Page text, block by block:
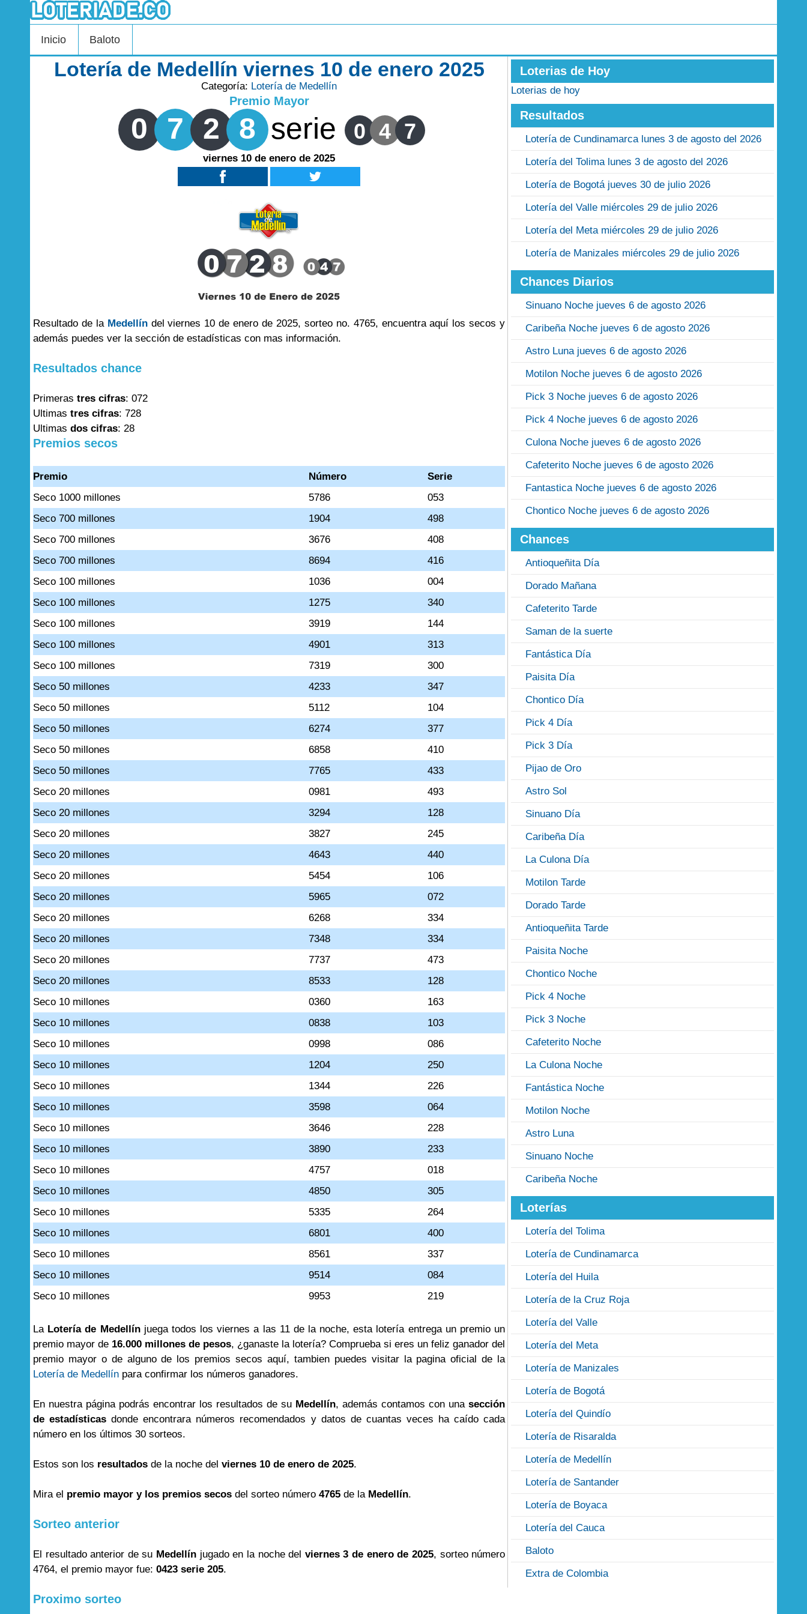
Inicio Baloto
Lotería de Medellín viernes 10 de enero 2025
Categoría: Lotería de Medellín
Premio Mayor
0 7 2 8 serie 0 4 7
viernes 10 de enero de 2025
Resultado de la Medellíndel viernes 10 de enero de 2025, sorteo no. 4765, encuentra aquí los secos y
además puedes ver la sección de estadísticas con mas información.
Resultados chance
Primeras tres cifras: 072
Ultimas tres cifras: 728
Ultimas dos cifras: 28
Premios secos
Premio Número
Serie
Seco 1000 millones
5786
053
Seco 700 millones
1904
498
Seco 700 millones
3676
408
Seco 700 millones
8694
416
Seco 100 millones
1036
004
Seco 100 millones
1275
340
Seco 100 millones
3919
144
Seco 100 millones
4901
313
Seco 100 millones
7319
300
Seco 50 millones
4233
347
Seco 50 millones
5112
104
Seco 50 millones
6274
377
Seco 50 millones
6858
410
Seco 50 millones
7765
433
Seco 20 millones
0981
493
Seco 20 millones
3294
128
Seco 20 millones
3827
245
Seco 20 millones
4643
440
Seco 20 millones
5454
106
Seco 20 millones
5965
072
Seco 20 millones
6268
334
Seco 20 millones
7348
334
Seco 20 millones
7737
473
Seco 20 millones
8533
128
Seco 10 millones
0360
163
Seco 10 millones
0838
103
Seco 10 millones
0998
086
Seco 10 millones
1204
250
Seco 10 millones
1344
226
Seco 10 millones
3598
064
Seco 10 millones
3646
228
Seco 10 millones
3890
233
Seco 10 millones
4757
018
Seco 10 millones
4850
305
Seco 10 millones
5335
264
Seco 10 millones
6801
400
Seco 10 millones
8561
337
Seco 10 millones
9514
084
Seco 10 millones
9953 219
La Lotería de Medellín juega todos los viernes a las 11 de la noche, esta lotería entrega un premio un
premio mayor de 16.000 millones de pesos, ¿ganaste la lotería? Comprueba si eres un feliz ganador del
premio mayor o de alguno de los premios secos aquí, tambien puedes visitar la pagina oficial de la
Lotería de Medellín para confirmar los números ganadores.
En nuestra página podrás encontrar los resultados de su Medellín, además contamos con unasección
de estadísticas donde encontrara números recomendados y datos de cuantas veces ha caído cada
número en los últimos 30 sorteos.
Estos son los resultados de la noche del viernes 10 de enero de 2025.
Mira el premio mayor y los premios secos del sorteo número 4765 de la Medellín.
Sorteo anterior
El resultado anterior de su Medellín jugado en la noche del viernes 3 de enero de 2025, sorteo número
4764, el premio mayor fue: 0423 serie 205.
Proximo sorteo
Loterias de Hoy
Loterias de hoy
Resultados
Lotería de Cundinamarca lunes 3 de agosto del 2026
Lotería del Tolima lunes 3 de agosto del 2026
Lotería de Bogotá jueves 30 de julio 2026
Lotería del Valle miércoles 29 de julio 2026
Lotería del Meta miércoles 29 de julio 2026
Lotería de Manizales miércoles 29 de julio 2026
Chances Diarios
Sinuano Noche jueves 6 de agosto 2026
Caribeña Noche jueves 6 de agosto 2026
Astro Luna jueves 6 de agosto 2026
Motilon Noche jueves 6 de agosto 2026
Pick 3 Noche jueves 6 de agosto 2026
Pick 4 Noche jueves 6 de agosto 2026
Culona Noche jueves 6 de agosto 2026
Cafeterito Noche jueves 6 de agosto 2026
Fantastica Noche jueves 6 de agosto 2026
Chontico Noche jueves 6 de agosto 2026
Chances
Antioqueñita Día
Dorado Mañana
Cafeterito Tarde
Saman de la suerte
Fantástica Día
Paisita Día
Chontico Día
Pick 4 Día
Pick 3 Día
Pijao de Oro
Astro Sol
Sinuano Día
Caribeña Día
La Culona Día
Motilon Tarde
Dorado Tarde
Antioqueñita Tarde
Paisita Noche
Chontico Noche
Pick 4 Noche
Pick 3 Noche
Cafeterito Noche
La Culona Noche
Fantástica Noche
Motilon Noche
Astro Luna
Sinuano Noche
Caribeña Noche
Loterías
Lotería del Tolima
Lotería de Cundinamarca
Lotería del Huila
Lotería de la Cruz Roja
Lotería del Valle
Lotería del Meta
Lotería de Manizales
Lotería de Bogotá
Lotería del Quindío
Lotería de Risaralda
Lotería de Medellín
Lotería de Santander
Lotería de Boyaca
Lotería del Cauca
Baloto
Extra de Colombia